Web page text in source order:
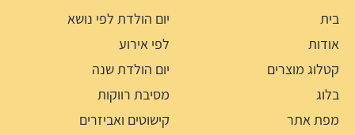
בית
אודות
קטלוג מוצרים
בלוג
מפת אתר
יום הולדת לפי נושא
לפי אירוע
יום הולדת שנה
מסיבת רווקות
קישוטים ואביזרים